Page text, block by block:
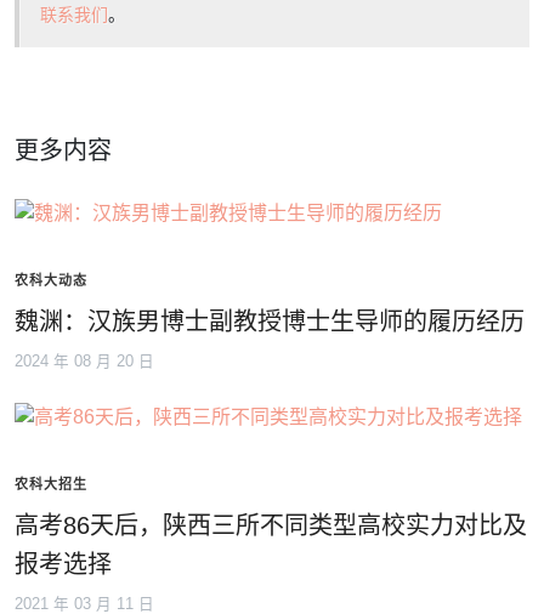
联系我们。
更多内容
农科大动态
魏渊：汉族男博士副教授博士生导师的履历经历
2024 年 08 月 20 日
农科大招生
高考86天后，陕西三所不同类型高校实力对比及
报考选择
2021 年 03 月 11 日